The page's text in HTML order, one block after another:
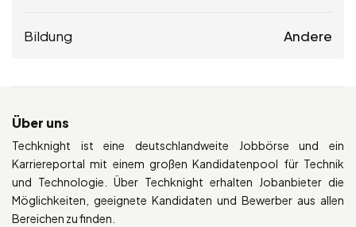
Bildung Andere
Über uns
Techknight ist eine deutschlandweite Jobbörse und ein
Karriereportal mit einem großen Kandidatenpool für Technik
und Technologie. Über Techknight erhalten Jobanbieter die
Möglichkeiten, geeignete Kandidaten und Bewerber aus allen
Bereichen zu finden.